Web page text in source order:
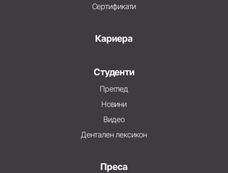
Сертификати
Кариера
Студенти
Преглед
Новини
Видео
Дентален лексикон
Преса